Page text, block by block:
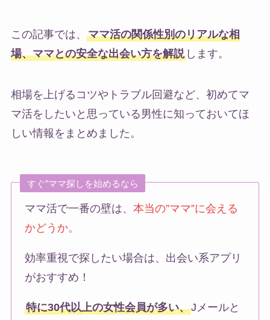
この記事では、 ママ活の関係性別のリアルな相
場、ママとの安全な出会い方を解説します。
相場を上げるコツやトラブル回避など、初めてマ
マ活をしたいと思っている男性に知っておいてほ
しい情報をまとめました。
すぐ”ママ探しを始めるなら
ママ活で一番の壁は、本当の”ママ”に会える
かどうか。
効率重視で探したい場合は、出会い系アプリ
がおすすめ！
特に30代以上の女性会員が多い、Jメールと